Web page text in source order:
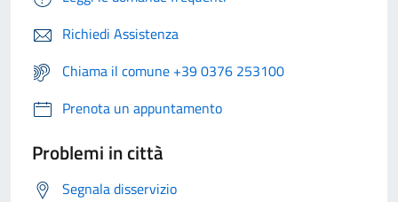
Richiedi Assistenza
Chiama il comune +39 0376 253100
Prenota un appuntamento
Problemi in città
Segnala disservizio